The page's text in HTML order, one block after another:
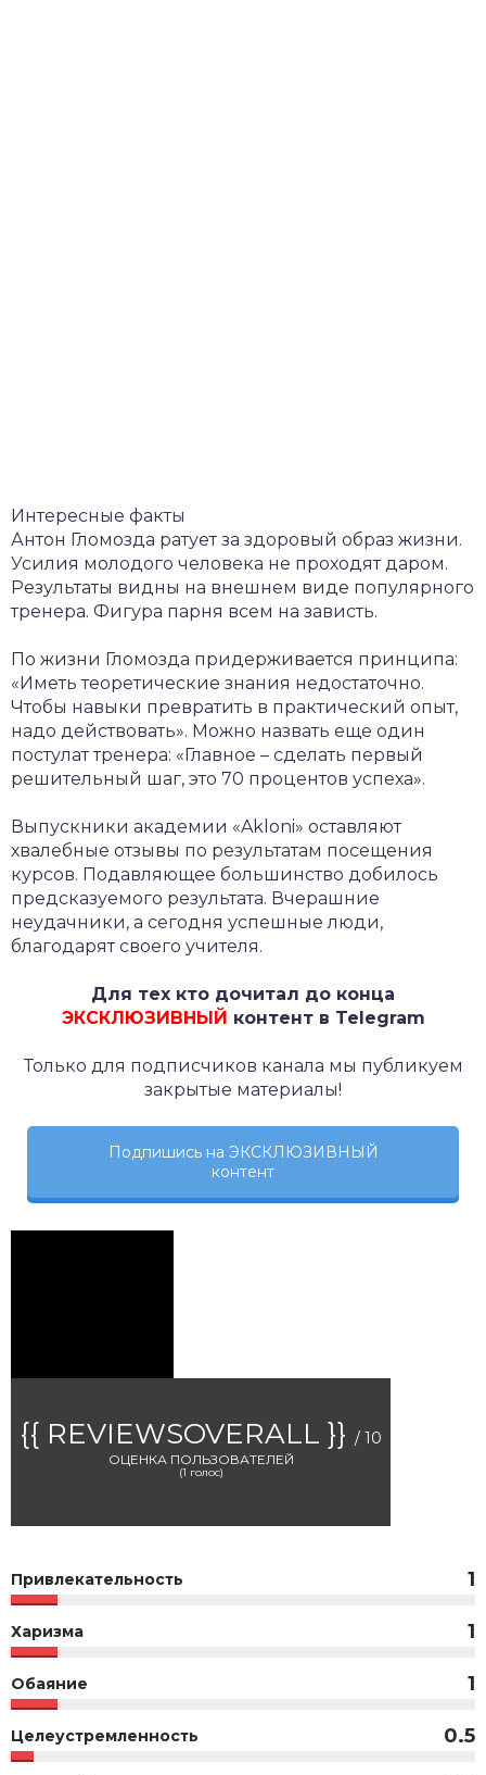
Интересные факты
Антон Гломозда ратует за здоровый образ жизни.
Усилия молодого человека не проходят даром.
Результаты видны на внешнем виде популярного
тренера. Фигура парня всем на зависть.
По жизни Гломозда придерживается принципа:
«Иметь теоретические знания недостаточно.
Чтобы навыки превратить в практический опыт,
надо действовать». Можно назвать еще один
постулат тренера: «Главное – сделать первый
решительный шаг, это 70 процентов успеха».
Выпускники академии «Akloni» оставляют
хвалебные отзывы по результатам посещения
курсов. Подавляющее большинство добилось
предсказуемого результата. Вчерашние
неудачники, а сегодня успешные люди,
благодарят своего учителя.
Для тех кто дочитал до конца
ЭКСКЛЮЗИВНЫЙ контент в Telegram
Только для подписчиков канала мы публикуем
закрытые материалы!
Подпишись на ЭКСКЛЮЗИВНЫЙ
контент
{{ REVIEWSOVERALL }} / 10
ОЦЕНКА ПОЛЬЗОВАТЕЛЕЙ
(1 голос)
Привлекательность 1
Харизма 1
Обаяние 1
Целеустремленность 0.5